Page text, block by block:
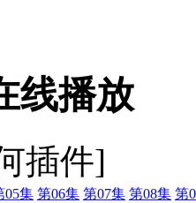
线播放
插件]
05集 第06集 第07集 第08集 第